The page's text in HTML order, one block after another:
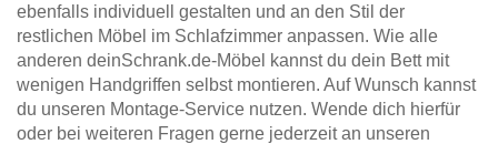
ebenfalls individuell gestalten und an den Stil der
restlichen Möbel im Schlafzimmer anpassen. Wie alle
anderen deinSchrank.de-Möbel kannst du dein Bett mit
wenigen Handgriffen selbst montieren. Auf Wunsch kannst
du unseren Montage-Service nutzen. Wende dich hierfür
oder bei weiteren Fragen gerne jederzeit an unseren